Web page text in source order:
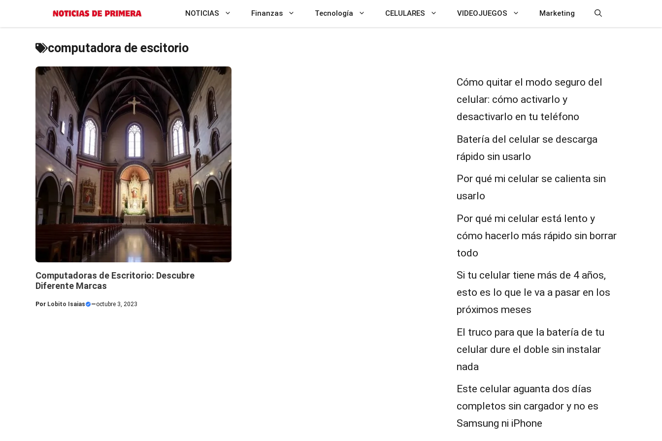
al
contenido
NOTICIAS Finanzas Tecnología CELULARES VIDEOJUEGOS Marketing
computadora de escitorio
Computadoras de Escritorio: Descubre
Diferente Marcas
Por Lobito Isaias —octubre 3, 2023
Cómo quitar el modo seguro del
celular: cómo activarlo y
desactivarlo en tu teléfono
Batería del celular se descarga
rápido sin usarlo
Por qué mi celular se calienta sin
usarlo
Por qué mi celular está lento y
cómo hacerlo más rápido sin borrar
todo
Si tu celular tiene más de 4 años,
esto es lo que le va a pasar en los
próximos meses
El truco para que la batería de tu
celular dure el doble sin instalar
nada
Este celular aguanta dos días
completos sin cargador y no es
Samsung ni iPhone